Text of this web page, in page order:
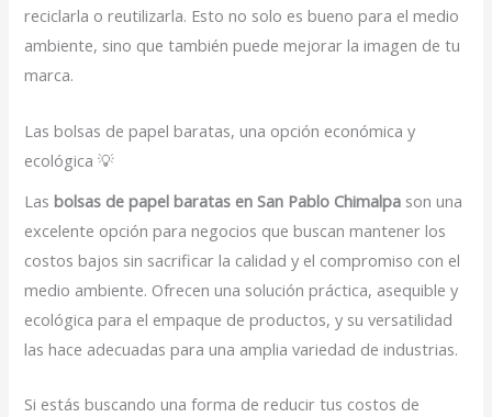
reciclarla o reutilizarla. Esto no solo es bueno para el medio
ambiente, sino que también puede mejorar la imagen de tu
marca.
Las bolsas de papel baratas, una opción económica y
ecológica 💡
Lasbolsas de papel baratas en San Pablo Chimalpa son una
excelente opción para negocios que buscan mantener los
costos bajos sin sacrificar la calidad y el compromiso con el
medio ambiente. Ofrecen una solución práctica, asequible y
ecológica para el empaque de productos, y su versatilidad
las hace adecuadas para una amplia variedad de industrias.
Si estás buscando una forma de reducir tus costos de